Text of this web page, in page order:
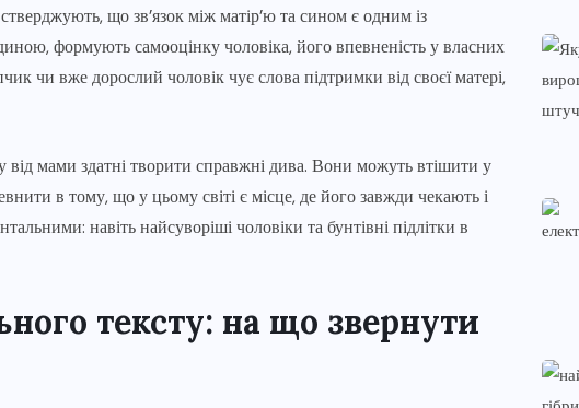
що зв’язок між матір’ю та сином є одним із
формують самооцінку чоловіка, його впевненість у власних
чи вже дорослий чоловік чує слова підтримки від своєї матері,
мами здатні творити справжні дива. Вони можуть втішити у
в тому, що у цьому світі є місце, де його завжди чекають і
навіть найсуворіші чоловіки та бунтівні підлітки в
тексту: на що звернути